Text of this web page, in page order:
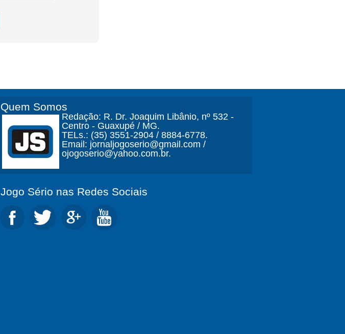
Quem Somos
Redação: R. Dr. Joaquim Libânio, nº 532 -
Centro - Guaxupé / MG.
TELs.: (35) 3551-2904 / 8884-6778.
Email: jornaljogoserio@gmail.com /
ojogoserio@yahoo.com.br.
Jogo Sério nas Redes Sociais